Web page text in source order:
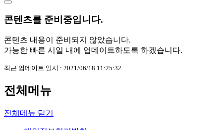
콘텐츠를 준비중입니다.
콘텐츠 내용이 준비되지 않았습니다.
가능한 빠른 시일 내에 업데이트하도록 하겠습니다.
최근 업데이트 일시 : 2021/06/18 11:25:32
전체메뉴
전체메뉴 닫기